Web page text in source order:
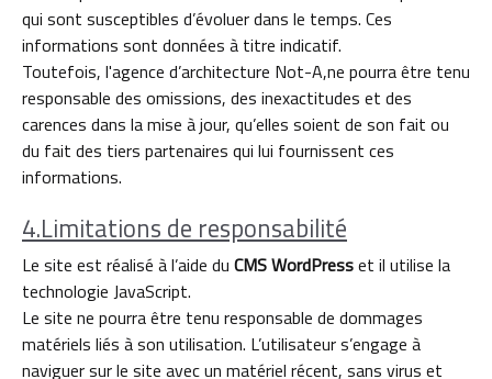
qui sont susceptibles d’évoluer dans le temps. Ces
informations sont données à titre indicatif.
Toutefois, l'agence d’architecture Not-A,ne pourra être tenu
responsable des omissions, des inexactitudes et des
carences dans la mise à jour, qu’elles soient de son fait ou
du fait des tiers partenaires qui lui fournissent ces
informations.
4.Limitations de responsabilité
Le site est réalisé à l’aide du CMS WordPresset il utilise la
technologie JavaScript.
Le site ne pourra être tenu responsable de dommages
matériels liés à son utilisation. L’utilisateur s’engage à
naviguer sur le site avec un matériel récent, sans virus et